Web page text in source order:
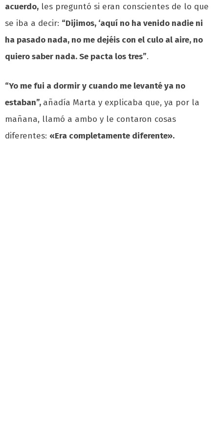
acuerdo, les preguntó si eran conscientes de lo que
se iba a decir: “Dijimos, ‘aquí no ha venido nadie ni
ha pasado nada, no me dejéis con el culo al aire, no
quiero saber nada. Se pacta los tres”.
“Yo me fui a dormir y cuando me levanté ya no
estaban”, añadía Marta y explicaba que, ya por la
mañana, llamó a ambo y le contaron cosas
diferentes: «Era completamente diferente».